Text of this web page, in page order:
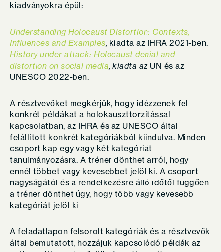
kiadványokra épül:
Understanding Holocaust Distortion: Contexts,
Influences and Examples, kiadta az IHRA 2021-ben.
History under attack: Holocaust denial and
distortion on social media, kiadta azUN és az
UNESCO 2022-ben.
A résztvevőket megkérjük, hogy idézzenek fel
konkrét példákat a holokauszttorzítással
kapcsolatban, az IHRA és az UNESCO által
felállított konkrét kategóriákból kiindulva. Minden
csoport kap egy vagy két kategóriát
tanulmányozásra. A tréner dönthet arról, hogy
ennél többet vagy kevesebbet jelöl ki. A csoport
nagyságától és a rendelkezésre álló időtől függően
a tréner dönthet úgy, hogy több vagy kevesebb
kategóriát jelöl ki
A feladatlapon felsorolt kategóriák és a résztvevők
által bemutatott, hozzájuk kapcsolódó példák az